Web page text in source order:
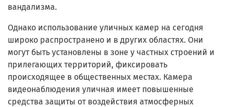
вандализма.
Однако использование уличных камер на сегодня
широко распространено и в других областях. Они
могут быть установлены в зоне у частных строений и
прилегающих территорий, фиксировать
происходящее в общественных местах. Камера
видеонаблюдения уличная имеет повышенные
средства защиты от воздействия атмосферных